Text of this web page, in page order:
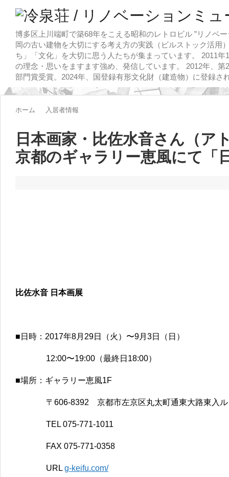
博多区上川端町で築68年をこえる昭和のレトロビル ”リノベ
岡の古い建物を大切にする考え方の実践（ビルストック活用
ち」「文化」を大切に思う人たちが集まっています。 2011
の理念・思いをますます強め、発信しています。 2012年、
部門賞受賞。2024年、国登録有形文化財（建造物）に登録さ
ホーム 入居者情報
日本画家・比佐水音さん（ア
京都のギャラリー恵風にて「
比佐水音 日本画展
■日時：2017年8月29日（火）〜9月3日（日）
12:00〜19:00（最終日18:00）
■場所：ギャラリー恵風1F
〒606-8392 京都市左京区丸太町通東大路東入ル
TEL 075-771-1011
FAX 075-771-0358
URL g-keifu.com/